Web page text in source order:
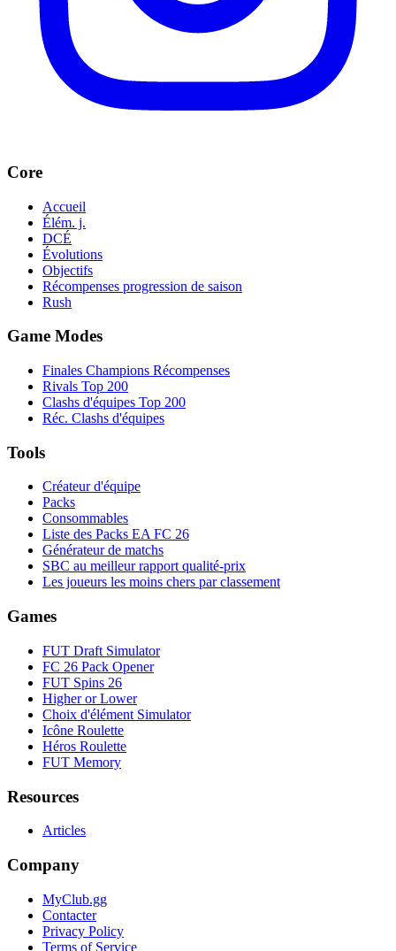
Core
Accueil
Élém. j.
DCÉ
Évolutions
Objectifs
Récompenses progression de saison
Rush
Game Modes
Finales Champions Récompenses
Rivals Top 200
Clashs d'équipes Top 200
Réc. Clashs d'équipes
Tools
Créateur d'équipe
Packs
Consommables
Liste des Packs EA FC 26
Générateur de matchs
SBC au meilleur rapport qualité-prix
Les joueurs les moins chers par classement
Games
FUT Draft Simulator
FC 26 Pack Opener
FUT Spins 26
Higher or Lower
Choix d'élément Simulator
Icône Roulette
Héros Roulette
FUT Memory
Resources
Articles
Company
MyClub.gg
Contacter
Privacy Policy
Terms of Service